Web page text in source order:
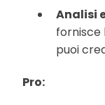
Analisi
puoi
Pro: